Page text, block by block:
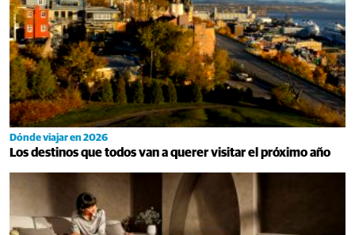
Dónde viajar en 2026
Los destinos que todos van a querer visitar el próximo año